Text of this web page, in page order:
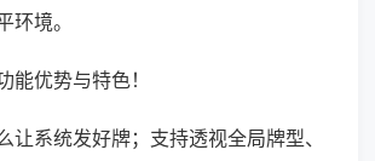
环境。
能优势与特色！
让系统发好牌；支持透视全局牌型、